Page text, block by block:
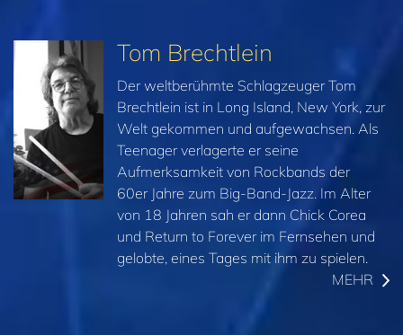
Tom Brechtlein
Der weltberühmte Schlagzeuger Tom
Brechtlein ist in Long Island, New York, zur
Welt gekommen und aufgewachsen. Als
Teenager verlagerte er seine
Aufmerksamkeit von Rockbands der
60er Jahre zum Big-Band-Jazz. Im Alter
von 18 Jahren sah er dann Chick Corea
und Return to Forever im Fernsehen und
gelobte, eines Tages mit ihm zu spielen.
MEHR